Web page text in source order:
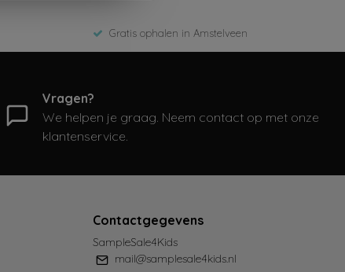
Gratis ophalen in Amstelveen
Vragen?
We helpen je graag. Neem contact op met onze
klantenservice.
Contactgegevens
SampleSale4Kids
mail@samplesale4kids.nl